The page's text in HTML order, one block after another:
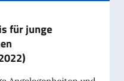
für junge